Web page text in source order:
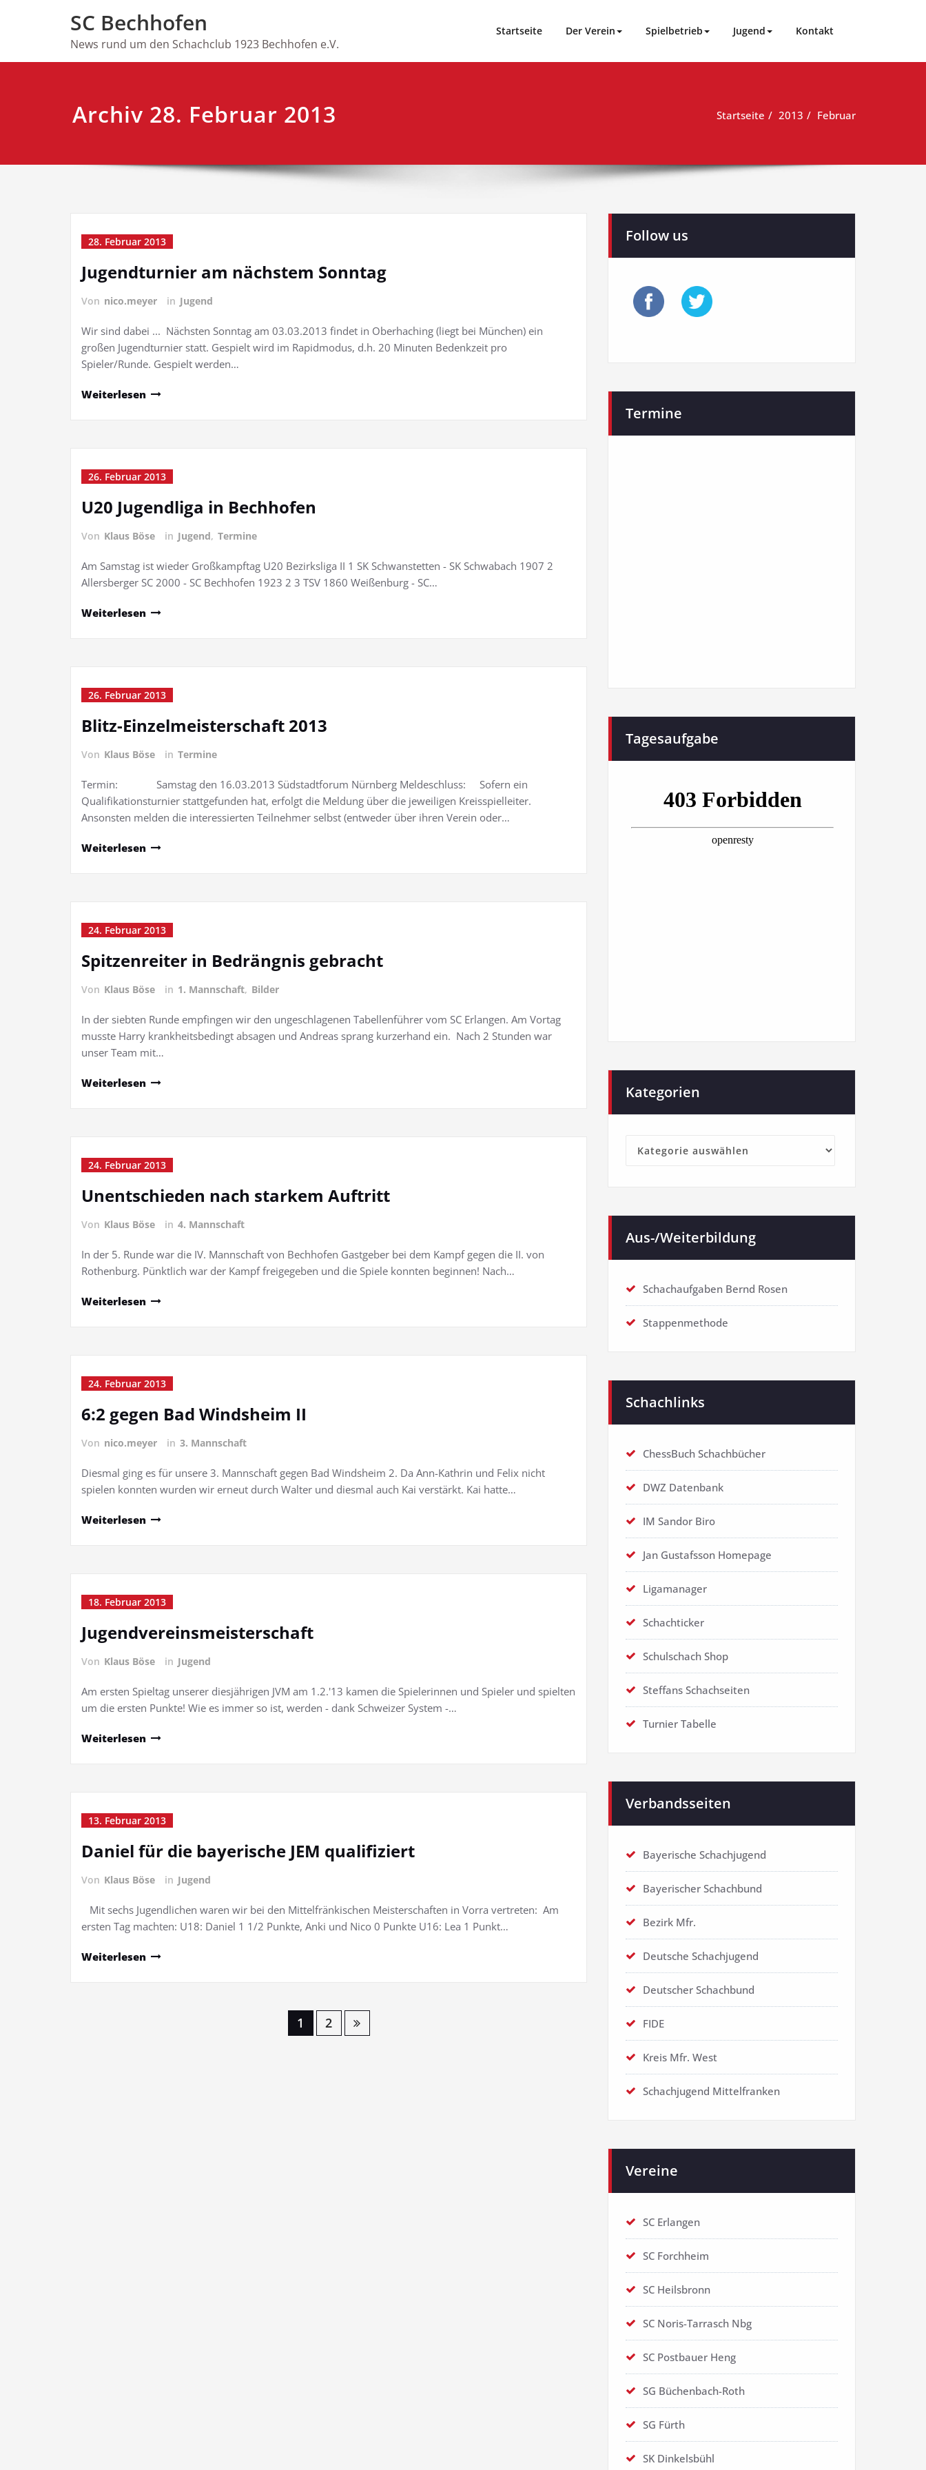
SC Bechhofen
News rund um den Schachclub 1923 Bechhofen e.V.
Startseite Der Verein Spielbetrieb Jugend Kontakt
Archiv 28. Februar 2013 Startseite 2013 Februar
28. Februar 2013
Jugendturnier am nächstem Sonntag
Von nico.meyer in Jugend
Wir sind dabei ... Nächsten Sonntag am 03.03.2013 findet in Oberhaching (liegt bei München) ein
großen Jugendturnier statt. Gespielt wird im Rapidmodus, d.h. 20 Minuten Bedenkzeit pro
Spieler/Runde. Gespielt werden…
Weiterlesen
26. Februar 2013
U20 Jugendliga in Bechhofen
Von Klaus Böse in Jugend, Termine
Am Samstag ist wieder Großkampftag U20 Bezirksliga II 1 SK Schwanstetten - SK Schwabach 1907 2
Allersberger SC 2000 - SC Bechhofen 1923 2 3 TSV 1860 Weißenburg - SC…
Weiterlesen
26. Februar 2013
Blitz-Einzelmeisterschaft 2013
Von Klaus Böse in Termine
Termin: Samstag den 16.03.2013 Südstadtforum Nürnberg Meldeschluss: Sofern ein
Qualifikationsturnier stattgefunden hat, erfolgt die Meldung über die jeweiligen Kreisspielleiter.
Ansonsten melden die interessierten Teilnehmer selbst (entweder über ihren Verein oder…
Weiterlesen
24. Februar 2013
Spitzenreiter in Bedrängnis gebracht
Von Klaus Böse in 1. Mannschaft, Bilder
In der siebten Runde empfingen wir den ungeschlagenen Tabellenführer vom SC Erlangen. Am Vortag
musste Harry krankheitsbedingt absagen und Andreas sprang kurzerhand ein. Nach 2 Stunden war
unser Team mit…
Weiterlesen
24. Februar 2013
Unentschieden nach starkem Auftritt
Von Klaus Böse in 4. Mannschaft
In der 5. Runde war die IV. Mannschaft von Bechhofen Gastgeber bei dem Kampf gegen die II. von
Rothenburg. Pünktlich war der Kampf freigegeben und die Spiele konnten beginnen! Nach…
Weiterlesen
24. Februar 2013
6:2 gegen Bad Windsheim II
Von nico.meyer in 3. Mannschaft
Diesmal ging es für unsere 3. Mannschaft gegen Bad Windsheim 2. Da Ann-Kathrin und Felix nicht
spielen konnten wurden wir erneut durch Walter und diesmal auch Kai verstärkt. Kai hatte…
Weiterlesen
18. Februar 2013
Jugendvereinsmeisterschaft
Von Klaus Böse in Jugend
Am ersten Spieltag unserer diesjährigen JVM am 1.2.'13 kamen die Spielerinnen und Spieler und spielten
um die ersten Punkte! Wie es immer so ist, werden - dank Schweizer System -…
Weiterlesen
13. Februar 2013
Daniel für die bayerische JEM qualifiziert
Von Klaus Böse in Jugend
Mit sechs Jugendlichen waren wir bei den Mittelfränkischen Meisterschaften in Vorra vertreten: Am
ersten Tag machten: U18: Daniel 1 1/2 Punkte, Anki und Nico 0 Punkte U16: Lea 1 Punkt…
Weiterlesen
1 2
Follow us
Termine
Tagesaufgabe
Kategorien
Kategorien
Aus-/Weiterbildung
Schachaufgaben Bernd Rosen
Stappenmethode
Schachlinks
ChessBuch Schachbücher
DWZ Datenbank
IM Sandor Biro
Jan Gustafsson Homepage
Ligamanager
Schachticker
Schulschach Shop
Steffans Schachseiten
Turnier Tabelle
Verbandsseiten
Bayerische Schachjugend
Bayerischer Schachbund
Bezirk Mfr.
Deutsche Schachjugend
Deutscher Schachbund
FIDE
Kreis Mfr. West
Schachjugend Mittelfranken
Vereine
SC Erlangen
SC Forchheim
SC Heilsbronn
SC Noris-Tarrasch Nbg
SC Postbauer Heng
SG Büchenbach-Roth
SG Fürth
SK Dinkelsbühl